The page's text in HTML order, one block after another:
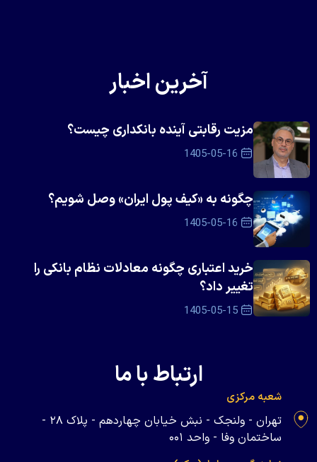
آخرین اخبار
مزیت رقابتی آینده بانکداری چیست؟
1405-05-16
چگونه به «کیف پول ایران» وصل شویم؟
1405-05-16
خرید اعتباری چگونه معادلات نظام بانکی را
تغییر داد؟
1405-05-15
ارتباط با ما
شعبه مرکزی
تهران - ولنجک - نبش خیابان چهاردهم - پلاک ۲۸ -
ساختمان وفا - واحد ۰۰۱